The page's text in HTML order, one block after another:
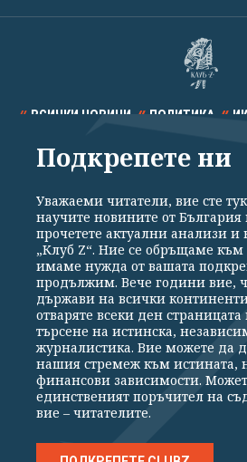
ВСИЧКИ НОВИНИ ПОЛИТИКА
СПОРТ КУЛТУРА ТЕХНОЛОГИИ
Общи условия
Политика
Реклама
Партньори
Екип
Издател на www.clubz.bg е „Клуб Зебра
Константинов" 3. Всички права запазени
Препечатването на материали, снимки и
разрешение ще бъде преследвано по
Подкрепете ни
Уважаеми читатели, вие сте
научите новините от България
прочетете актуални анализи и
„Клуб Z“. Ние се обръщаме към
имаме нужда от вашата
продължим. Вече години вие,
държави на всички континенти
отваряте всеки ден
търсене на истинска,
журналистика. Вие можете да
нашия стремеж към истината,
финансови зависимости.
единственият поръчител на
вие – читателите.